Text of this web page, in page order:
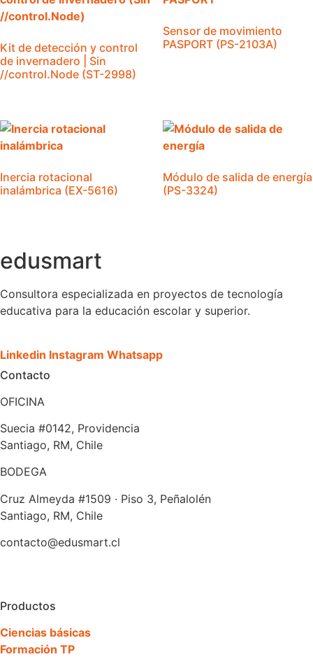
Kit de detección y control
de invernadero | Sin
//control.Node (ST-2998)
Sensor de movimiento
PASPORT (PS-2103A)
Inercia rotacional
inalámbrica (EX-5616)
Módulo de salida de energía
(PS-3324)
edusmart
Consultora especializada en proyectos de tecnología
educativa para la educación escolar y superior.
Linkedin Instagram Whatsapp
Contacto
OFICINA
Suecia #0142, Providencia
Santiago, RM, Chile
BODEGA
Cruz Almeyda #1509 · Piso 3, Peñalolén
Santiago, RM, Chile
contacto@edusmart.cl
Productos
Ciencias básicas
Formación TP